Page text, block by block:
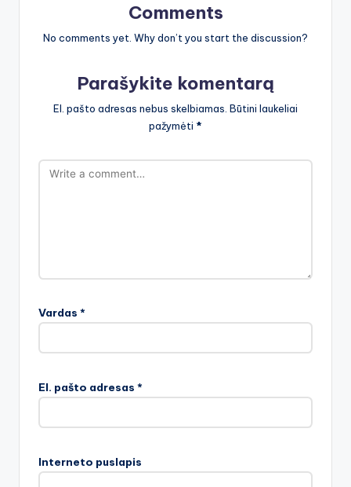
Comments
No comments yet. Why don’t you start the discussion?
Parašykite komentarą
El. pašto adresas nebus skelbiamas. Būtini laukeliai
pažymėti *
Vardas *
El. pašto adresas *
Interneto puslapis